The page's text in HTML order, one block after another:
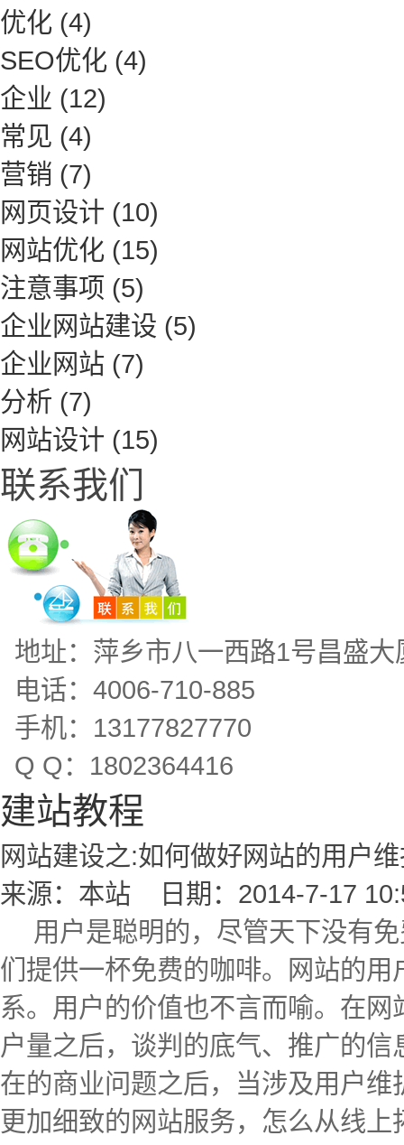
优化 (4)
SEO优化 (4)
企业 (12)
常见 (4)
营销 (7)
网页设计 (10)
网站优化 (15)
注意事项 (5)
企业网站建设 (5)
企业网站 (7)
分析 (7)
网站设计 (15)
联系我们
地址：萍乡市八一西路1号昌盛大
电话：4006-710-885
手机：13177827770
Q Q：1802364416
建站教程
网站建设之:如何做好网站的用户
来源：本站 日期：2014-7-17
用户是聪明的，尽管天下没有免
们提供一杯免费的咖啡。
网站的用
系。用户的价值也不言而喻。在网
户量之后，谈判的底气、 推广的信
在的商业问题之后，当涉及用户维
更加细致的网站服务，怎么从线